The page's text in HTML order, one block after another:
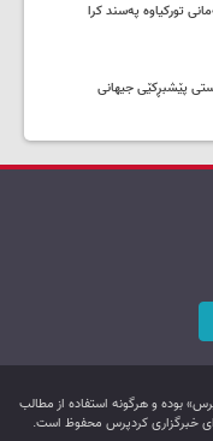
تورکیاوە پەسند کرا
کورد لە ڕیزی ٤١ فینالیستی پێشبڕکێی جیهانی
بوده و هرگونه استفاده از مطالب
خبرگزاری کردپرس محفوظ است.